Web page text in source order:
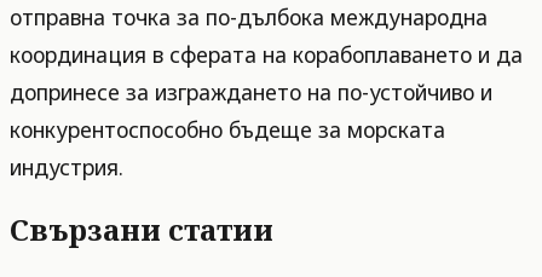
отправна точка за по-дълбока международна
координация в сферата на корабоплаването и да
допринесе за изграждането на по-устойчиво и
конкурентоспособно бъдеще за морската
индустрия.
Свързани статии